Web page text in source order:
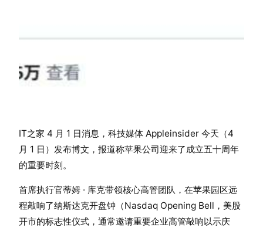
IT之家 4 月 1 日消息，科技媒体 Appleinsider 今天（4
月 1 日）发布博文，报道称苹果公司迎来了成立五十周年
的重要时刻。
首席执行官蒂姆 · 库克带领核心高管团队，在苹果园区远
程敲响了纳斯达克开盘钟（Nasdaq Opening Bell，美股
开市的标志性仪式，通常邀请重要企业高管敲响以示庆